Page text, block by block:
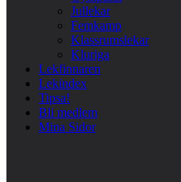
Jullekar
Femkamp
Klassrumslekar
Kluriga
Lekfinnaren
Lekindex
Tipsa!
Bli medlem
Mina Sidor